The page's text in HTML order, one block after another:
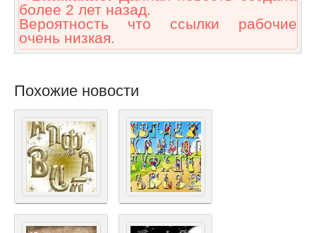
более 2 лет назад.
Вероятность что ссылки рабочие
очень низкая.
Похожие новости